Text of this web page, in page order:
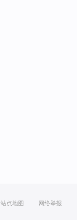
站点地图 网络举报